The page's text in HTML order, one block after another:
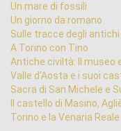
Un mare di fossili
Un giorno da romano
Sulle tracce degli
A Torino con Tino
Antiche civiltà: Il museo
Valle d'Aosta e i suoi
Sacra di San Michele e
Il castello di Masino,
Torino e la Venaria Reale